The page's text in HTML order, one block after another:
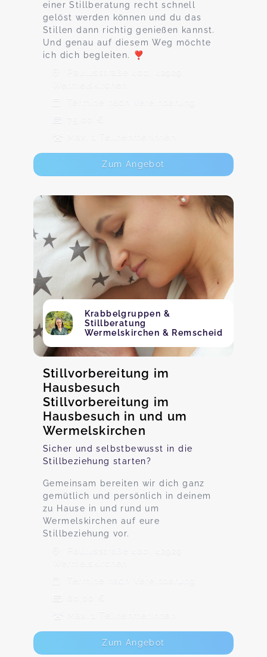
einer Stillberatung recht schnell
gelöst werden können und du das
Stillen dann richtig genießen kannst.
Und genau auf diesem Weg möchte
ich dich begleiten. ❣️
Paulusstraße 40b, 42929
Wermelskirchen
Termine nach Vereinbarung
75,00 €
Max. 1 TeilnehmerInnen
Zum Angebot
Krabbelgruppen &
Stillberatung
Wermelskirchen & Remscheid
Stillvorbereitung im
Hausbesuch
Stillvorbereitung im
Hausbesuch in und um
Wermelskirchen
Sicher und selbstbewusst in die
Stillbeziehung starten?
Gemeinsam bereiten wir dich ganz
gemütlich und persönlich in deinem
zu Hause in und rund um
Wermelskirchen auf eure
Stillbeziehung vor.
Paulusstraße 40b, 42929
Wermelskirchen
Termine nach Vereinbarung
80,00 €
Max. 1 TeilnehmerInnen
Zum Angebot